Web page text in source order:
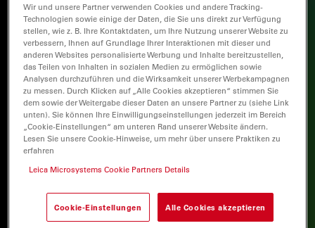
Wir und unsere Partner verwenden Cookies und andere Tracking-
Technologien sowie einige der Daten, die Sie uns direkt zur Verfügung
stellen, wie z. B. Ihre Kontaktdaten, um Ihre Nutzung unserer Website zu
verbessern, Ihnen auf Grundlage Ihrer Interaktionen mit dieser und
anderen Websites personalisierte Werbung und Inhalte bereitzustellen,
das Teilen von Inhalten in sozialen Medien zu ermöglichen sowie
Analysen durchzuführen und die Wirksamkeit unserer Werbekampagnen
zu messen. Durch Klicken auf „Alle Cookies akzeptieren“ stimmen Sie
dem sowie der Weitergabe dieser Daten an unsere Partner zu (siehe Link
unten). Sie können Ihre Einwilligungseinstellungen jederzeit im Bereich
„Cookie-Einstellungen“ am unteren Rand unserer Website ändern.
Lesen Sie unsere Cookie-Hinweise, um mehr über unsere Praktiken zu
erfahren
Leica Microsystems Cookie Partners Details
Cookie-Einstellungen Alle Cookies akzeptieren